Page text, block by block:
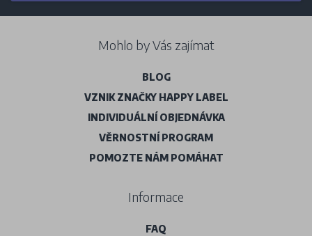
Mohlo by Vás zajímat
BLOG
VZNIK ZNAČKY HAPPY LABEL
INDIVIDUÁLNÍ OBJEDNÁVKA
VĚRNOSTNÍ PROGRAM
POMOZTE NÁM POMÁHAT
Informace
FAQ